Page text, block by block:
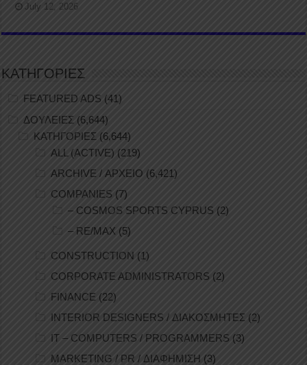
July 12, 2026
ΚΑΤΗΓΟΡΙΕΣ
FEATURED ADS (41)
ΔΟΥΛΕΙΕΣ (6,644)
ΚΑΤΗΓΟΡΙΕΣ (6,644)
ALL (ACTIVE) (219)
ARCHIVE / ΑΡΧΕΙΟ (6,421)
COMPANIES (7)
– COSMOS SPORTS CYPRUS (2)
– RE/MAX (5)
CONSTRUCTION (1)
CORPORATE ADMINISTRATORS (2)
FINANCE (22)
INTERIOR DESIGNERS / ΔΙΑΚΟΣΜΗΤΕΣ (2)
IT – COMPUTERS / PROGRAMMERS (3)
MARKETING / PR / ΔΙΑΦΗΜΙΣΗ (3)